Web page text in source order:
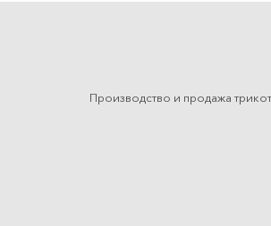
Производство и продажа